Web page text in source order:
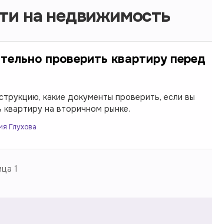
на недвижимость
проверить квартиру перед
какие документы проверить, если вы
квартиру на вторичном рынке.
Глухова
1